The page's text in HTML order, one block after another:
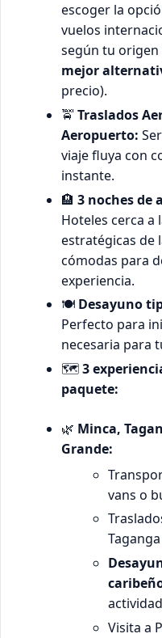
escoger la
vuelos
según tu origen
mejor
precio).
🚖Traslados
Aeropuerto:
viaje fluya con
instante.
🏨3 noches de
Hoteles cerca a
estratégicas de
cómodas para
experiencia.
🍽️ Desayuno
Perfecto para
necesaria para
🗺️3
paquete:
🌿 Minca,
Grande:
vans o
Visita a